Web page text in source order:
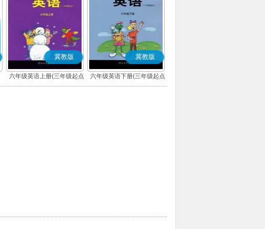
冀教版
六年级英语上册(三年级起点)
冀教版
六年级英语下册(三年级起点)